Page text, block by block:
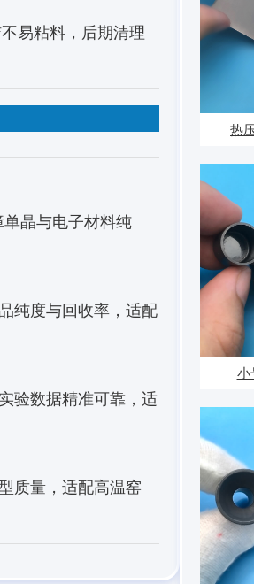
易粘料，后期清理
晶与电子材料纯
纯度与回收率，适配
验数据精准可靠，适
质量，适配高温窑
热
小